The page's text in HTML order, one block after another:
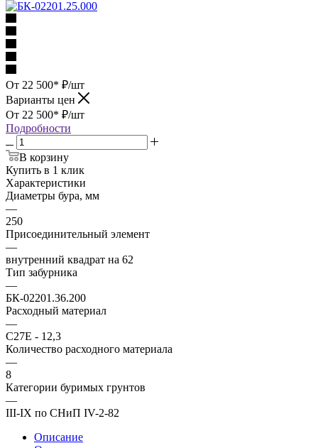
От 22 500* ₽/шт
Варианты цен
От 22 500* ₽/шт
Подробности
В корзину
Купить в 1 клик
Характеристики
Диаметры бура, мм
—
250
Присоединительный элемент
—
внутренний квадрат на 62
Тип забурника
—
БК-02201.36.200
Расходный материал
—
С27Е - 12,3
Количество расходного материала
—
8
Категории буримых грунтов
—
III-IX по СНиП IV-2-82
Описание